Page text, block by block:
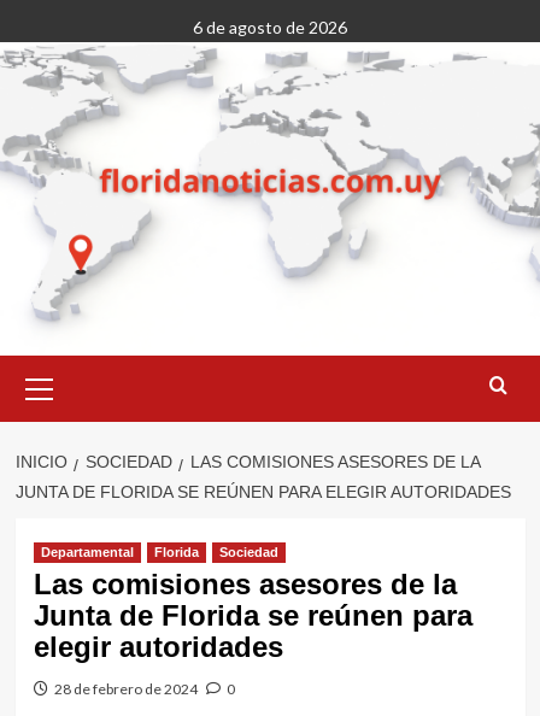
al
contenido
6 de agosto de 2026
primario
INICIO SOCIEDAD
LAS COMISIONES ASESORES DE LA
JUNTA DE FLORIDA SE REÚNEN PARA ELEGIR AUTORIDADES
Departamental Florida Sociedad
Las comisiones asesores de la
Junta de Florida se reúnen para
elegir autoridades
28 de febrero de 2024 0